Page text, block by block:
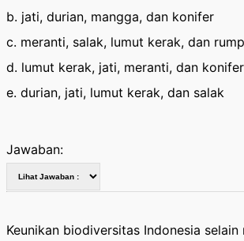
b. jati, durian, mangga, dan konifer
c. meranti, salak, lumut kerak, dan
d. lumut kerak, jati, meranti, dan konifer
e. durian, jati, lumut kerak, dan salak
Jawaban:
Keunikan biodiversitas Indonesia selain